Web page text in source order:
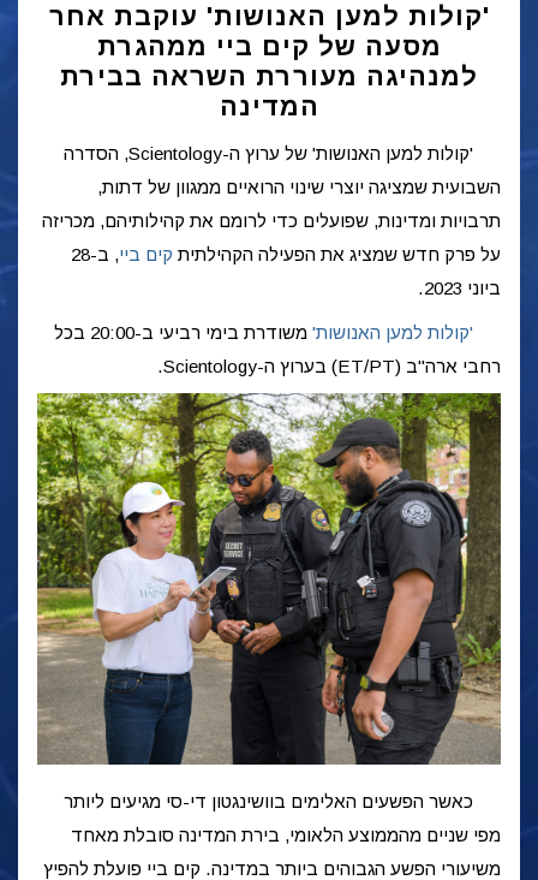
'קולות למען האנושות' עוקבת אחר
מסעה של קים ביי ממהגרת
למנהיגה מעוררת השראה בבירת
המדינה
'קולות למען האנושות' של ערוץ ה-Scientology, הסדרה
השבועית שמציגה יוצרי שינוי הרואיים ממגוון של דתות,
תרבויות ומדינות, שפועלים כדי לרומם את קהילותיהם, מכריזה
על פרק חדש שמציג את הפעילה הקהילתית קים ביי,
ב-28
ביוני 2023.
'קולות למען האנושות'
משודרת בימי רביעי ב-20:00 בכל
רחבי ארה"ב (ET/PT) בערוץ ה-Scientology.
כאשר הפשעים האלימים בוושינגטון די-סי מגיעים ליותר
מפי שניים מהממוצע הלאומי, בירת המדינה סובלת מאחד
משיעורי הפשע הגבוהים ביותר במדינה. קים ביי פועלת להפיץ